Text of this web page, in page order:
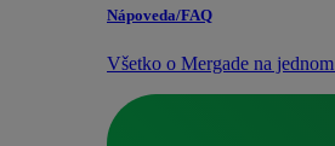
Nápoveda/​FAQ
Všetko o Mergade na